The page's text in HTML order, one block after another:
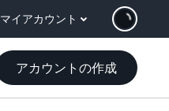
マイアカウント
アカウントの作成